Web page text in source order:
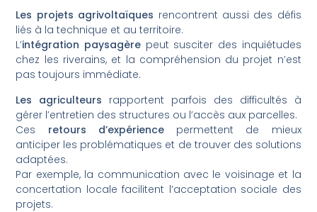
Les projets agrivoltaïques rencontrent aussi des défis
liés à la technique et au territoire.
L’intégration paysagère peut susciter des inquiétudes
chez les riverains, et la compréhension du projet n’est
pas toujours immédiate.
Les agriculteurs rapportent parfois des difficultés à
gérer l’entretien des structures ou l’accès aux parcelles.
Ces retours d’expériencepermettent de mieux
anticiper les problématiques et de trouver des solutions
adaptées.
Par exemple, la communication avec le voisinage et la
concertation locale facilitent l’acceptation sociale des
projets.